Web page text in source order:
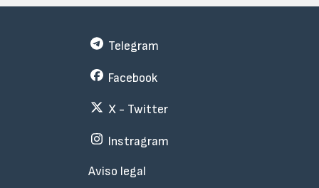
Subfooter
Telegram
Facebook
X - Twitter
Instragram
Aviso legal